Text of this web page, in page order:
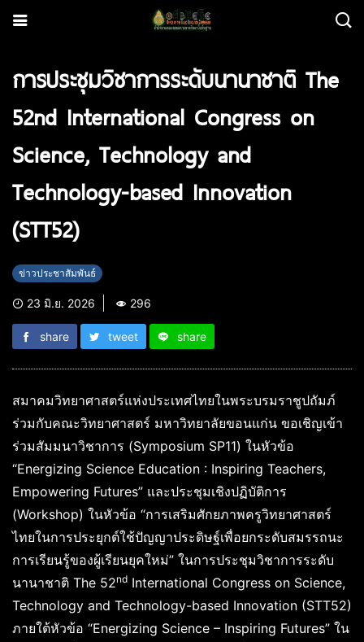
การประชุมวิชาการระดับนานาชาติ The
52nd International Congress on
Science, Technology and
Technology-based Innovation
(STT52)
ข่าวประชาสัมพันธ์
23 มิ.ย. 2026 296
share tweet share
สมาคมวิทยาศาสตร์แห่งประเทศไทยในพระบรมราชูปถัมภ์
ร่วมกับคณะวิทยาศาสตร์ มหาวิทยาลัยขอนแก่น ขอเชิญเข้า
ร่วมสัมมนาวิชาการ (Symposium SP11) ในหัวข้อ
“Energizing Science Education : Inspiring Teachers,
Empowering Futures” และประชุมเชิงปฏิบัติการ
(Workshop) ในหัวข้อ “การเสริมศักยภาพครูวิทยาศาสตร์
ไทยในการประยุกต์ใช้ปัญญาประดิษฐ์เพื่อยกระดับสมรรถนะ
การเรียนรู้ของผู้เรียนยุคใหม่” ในการประชุมวิชาการระดับ
นานาชาติ The 52nd International Congress on Science,
Technology and Technology-based Innovation (STT52)
ภายใต้หัวข้อ “Energizing Science – Inspiring Futures” ใน